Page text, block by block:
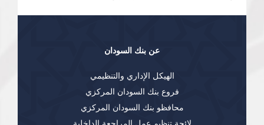
عن بنك السودان
الهيكل الإداري والتنظيمي
فروع بنك السودان المركزي
محافظو بنك السودان المركزي